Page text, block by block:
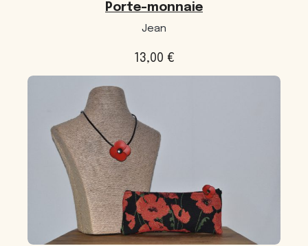
Porte-monnaie
Jean
13,00 €